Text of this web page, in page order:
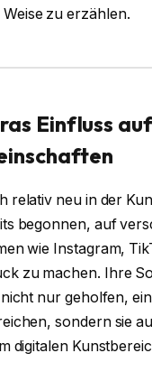
zu erzählen.
Einfluss
relativ neu in der
begonnen, auf
wie Instagram,
zu machen. Ihre
nur geholfen,
sondern sie
digitalen